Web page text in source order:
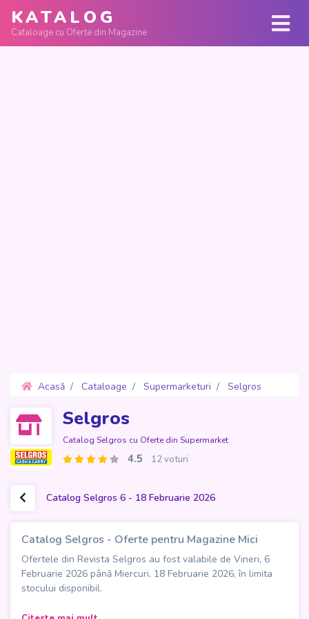
KATALOG
Cataloage cu Oferte din Magazine
Acasă Cataloage Supermarketuri
Selgros
Selgros
Catalog Selgros cu Oferte din Supermarket
4.5 12 voturi
Catalog Selgros 6 - 18 Februarie 2026
Catalog Selgros - Oferte pentru Magazine Mici
Ofertele din Revista Selgros au fost valabile de Vineri, 6
Februarie 2026 până Miercuri, 18 Februarie 2026, în limita
stocului disponibil.
Catalogul Selgros - Oferte pentru Magazine Mici, într-o